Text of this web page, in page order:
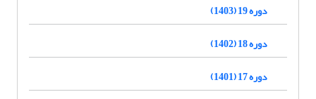
دوره 19 (1403)
دوره 18 (1402)
دوره 17 (1401)